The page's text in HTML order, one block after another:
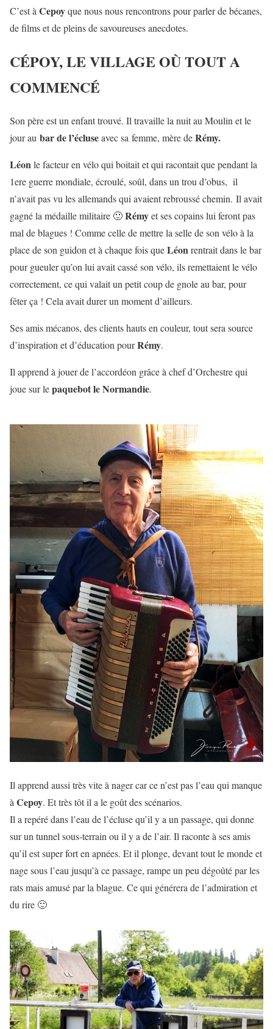
C’est à Cepoyque nous nous rencontrons pour parler de bécanes,
de films et de pleins de savoureuses anecdotes.
CÉPOY, LE VILLAGE OÙ TOUT A
COMMENCÉ
Son père est un enfant trouvé. Il travaille la nuit au Moulin et le
jour au bar de l’écluseavec sa femme, mère deRémy.
Léonle facteur en vélo qui boitait et qui racontait que pendant la
1ere guerre mondiale, écroulé, soûl, dans un trou d’obus, il
n’avait pas vu les allemands qui avaient rebroussé chemin. Il avait
gagné la médaille militaire 🙂Rémyet ses copains lui feront pas
mal de blagues ! Comme celle de mettre la selle de son vélo à la
place de son guidon et à chaque fois queLéonrentrait dans le bar
pour gueuler qu’on lui avait cassé son vélo, ils remettaient le vélo
correctement, ce qui valait un petit coup de gnole au bar, pour
fêter ça ! Cela avait durer un moment d’ailleurs.
Ses amis mécanos, des clients hauts en couleur, tout sera source
d’inspiration et d’éducation pourRémy.
Il apprend à jouer de l’accordéon grâce à chef d’Orchestre qui
joue sur lepaquebot le Normandie.
Il apprend aussi très vite à nager car ce n’est pas l’eau qui manque
àCepoy. Et très tôt il a le goût des scénarios.
Il a repéré dans l’eau de l’écluse qu’il y a un passage, qui donne
sur un tunnel sous-terrain ou il y a de l’air. Il raconte à ses amis
qu’il est super fort en apnées. Et il plonge, devant tout le monde et
nage sous l’eau jusqu’à ce passage, rampe un peu dégoûté par les
rats mais amusé par la blague. Ce qui générera de l’admiration et
du rire 🙂